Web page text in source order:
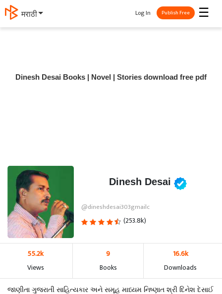
मराठी ☰
Log In Publish Free
Dinesh Desai Books | Novel | Stories download free pdf
Dinesh Desai
@dineshdesai303gmailc
(253.8k)
55.2k
Views
9
Books
16.6k
Downloads
જાણીતા ગુજરાતી સાહિત્યકાર અને સમૂહ માધ્યમ નિષ્ણાત શ્રી દિનેશ દેસાઈ